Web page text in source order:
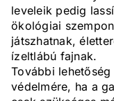
leveleik pedig
ökológiai
játszhatnak,
ízeltlábú fajnak.
További
védelmére, ha a